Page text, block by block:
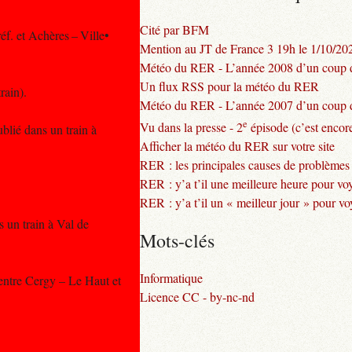
et Achères – Ville•
dans un train à
un train à Val de
Cergy – Le Haut et
Cité par BFM
Mention au JT de France 3 19h le 1/10/
Météo du RER - L’année 2008 d’un coup
Un flux RSS pour la météo du RER
Météo du RER - L’année 2007 d’un coup
Vu dans la presse - 2e épisode (c’est
Afficher la météo du RER sur votre site
RER : les principales causes de problèmes
RER : y’a t’il une meilleure heure pour
RER : y’a t’il un « meilleur jour » pour
Mots-clés
Informatique
Licence CC - by-nc-nd